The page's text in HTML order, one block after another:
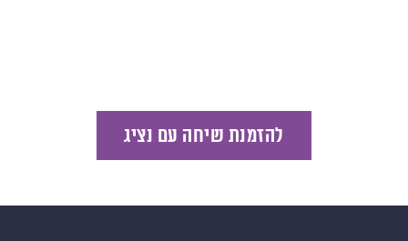
להזמנת שיחה עם נציג